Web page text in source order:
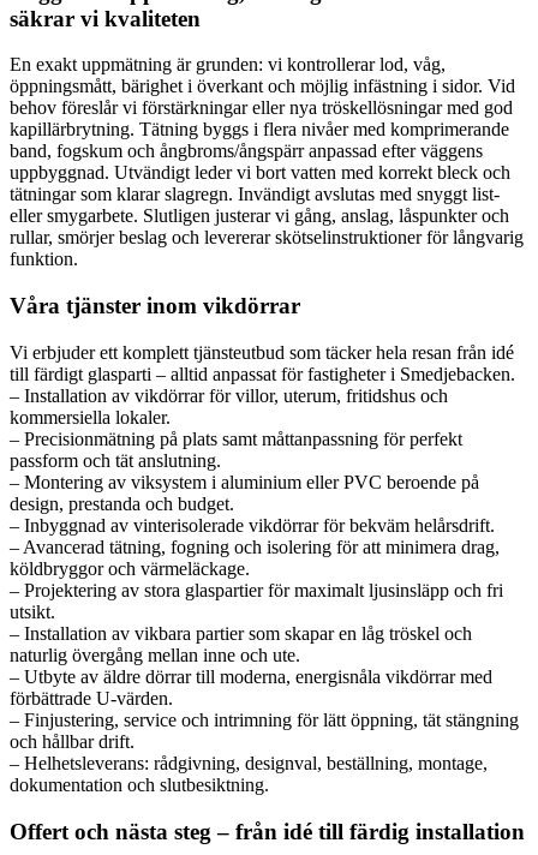
säkrar vi kvaliteten
En exakt uppmätning är grunden: vi kontrollerar lod, våg,
öppningsmått, bärighet i överkant och möjlig infästning i sidor. Vid
behov föreslår vi förstärkningar eller nya tröskellösningar med god
kapillärbrytning. Tätning byggs i flera nivåer med komprimerande
band, fogskum och ångbroms/ångspärr anpassad efter väggens
uppbyggnad. Utvändigt leder vi bort vatten med korrekt bleck och
tätningar som klarar slagregn. Invändigt avslutas med snyggt list-
eller smygarbete. Slutligen justerar vi gång, anslag, låspunkter och
rullar, smörjer beslag och levererar skötselinstruktioner för långvarig
funktion.
Våra tjänster inom vikdörrar
Vi erbjuder ett komplett tjänsteutbud som täcker hela resan från idé
till färdigt glasparti – alltid anpassat för fastigheter i Smedjebacken.
– Installation av vikdörrar för villor, uterum, fritidshus och
kommersiella lokaler.
– Precisionmätning på plats samt måttanpassning för perfekt
passform och tät anslutning.
– Montering av viksystem i aluminium eller PVC beroende på
design, prestanda och budget.
– Inbyggnad av vinterisolerade vikdörrar för bekväm helårsdrift.
– Avancerad tätning, fogning och isolering för att minimera drag,
köldbryggor och värmeläckage.
– Projektering av stora glaspartier för maximalt ljusinsläpp och fri
utsikt.
– Installation av vikbara partier som skapar en låg tröskel och
naturlig övergång mellan inne och ute.
– Utbyte av äldre dörrar till moderna, energisnåla vikdörrar med
förbättrade U-värden.
– Finjustering, service och intrimning för lätt öppning, tät stängning
och hållbar drift.
– Helhetsleverans: rådgivning, designval, beställning, montage,
dokumentation och slutbesiktning.
Offert och nästa steg – från idé till färdig installation